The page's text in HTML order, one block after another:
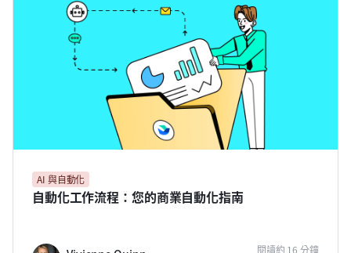
AI 與自動化
自動化工作流程：您的商業自動化指南
閱讀約 16 分鐘